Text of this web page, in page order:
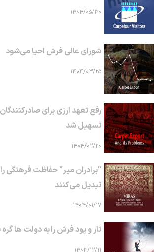
۱۴۰۴/۰۵/۳۰
شورای عالی فرش احیا می‌شود
۱۴۰۴/۰۳/۲۵
رفع تعهد ارزی برای
تسهیل شد
۱۴۰۴/۰۲/۲۰
"برادران میر" حفاظت فرهنگی
تبدیل می‌کنند
۱۴۰۴/۰۱/۱۷
تار و پود فرش را به دولت ها گره